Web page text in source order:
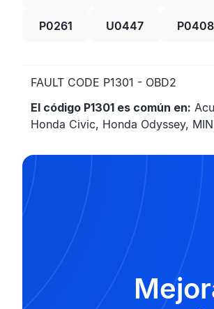
P0261 U0447 P0408
FAULT CODE P1301 - OBD2
El código P1301 es común en:
Honda Civic, Honda Odyssey,